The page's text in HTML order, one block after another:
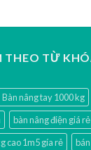
THEO TỪ
Bàn nâng tay 1000 kg
bàn nâng điện giá
cao 1m5 gía rẻ